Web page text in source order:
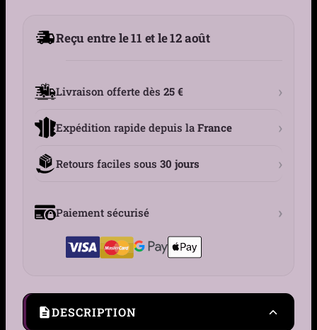
Reçu entre le 11 et le 12 août
Livraison offerte dès 25 € ›
Expédition rapide depuis la France ›
Retours faciles sous 30 jours ›
Paiement sécurisé ›
DESCRIPTION